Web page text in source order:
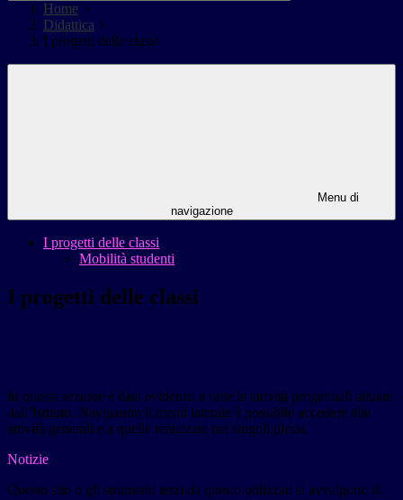
Home >
Didattica >
I progetti delle classi
Menu di
navigazione
I progetti delle classi
Mobilità studenti
I progetti delle classi
In questa sezione è data evidenza a tutte le attività progettuali attuate
dall’Istituto. Navigando il menù laterale è possibile accedere alle
attività generali e a quelle realizzate nei singoli plessi.
Notizie
Questo sito o gli strumenti terzi da questo utilizzati si avvalgono di